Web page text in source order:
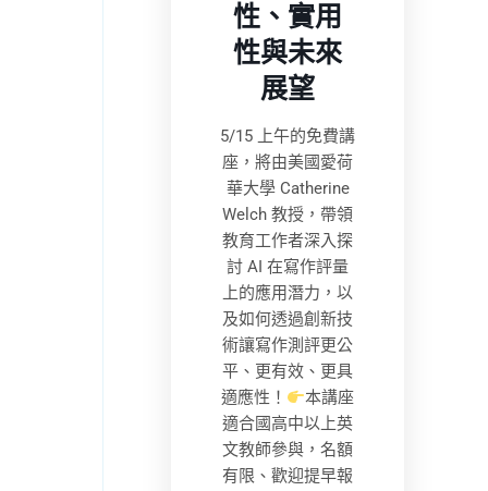
性、實用
性與未來
展望
5/15 上午的免費講
座，將由美國愛荷
華大學 Catherine
Welch 教授，帶領
教育工作者深入探
討 AI 在寫作評量
上的應用潛力，以
及如何透過創新技
術讓寫作測評更公
平、更有效、更具
適應性！
本講座
適合國高中以上英
文教師參與，名額
有限、歡迎提早報